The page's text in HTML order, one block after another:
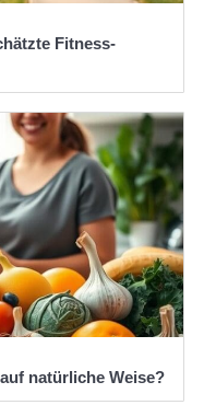
Fitness-
natürliche Weise?